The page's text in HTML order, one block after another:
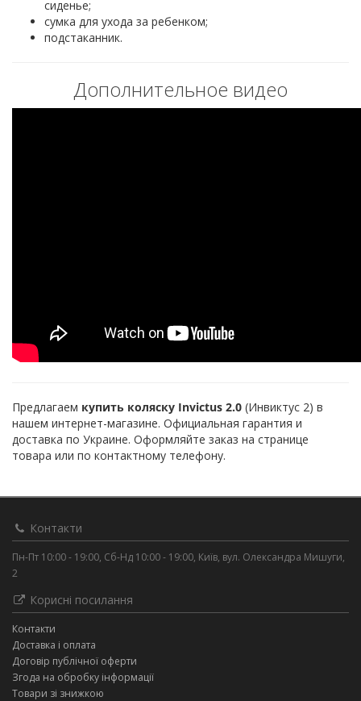
сиденье;
сумка для ухода за ребенком;
подстаканник.
Дополнительное видео
Предлагаем купить коляску Invictus 2.0 (Инвиктус 2) в
нашем интернет-магазине. Официальная гарантия и
доставка по Украине. Оформляйте заказ на странице
товара или по контактному телефону.
Контакти
Пн-Пт 10:00 - 19:00, Сб-Нд 10:00 - 19:00, Київ, вул. Олександра Мишуги,
2
Корисні посилання
Контакти
Доставка і оплата
Договір публічної оферти
Згода на обробку інформації
Товари зі знижкою